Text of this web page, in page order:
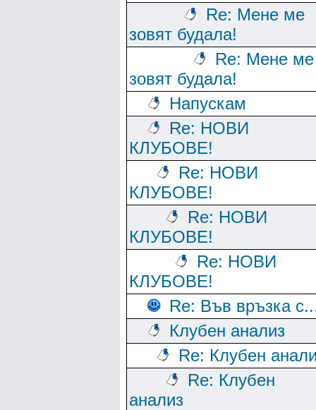
Re: Мене ме
зовят будала!
Re: Мене ме
зовят будала!
Напускам
Re: НОВИ
КЛУБОВЕ!
Re: НОВИ
КЛУБОВЕ!
Re: НОВИ
КЛУБОВЕ!
Re: НОВИ
КЛУБОВЕ!
Re: Във връзка
Клубен анализ
Re: Клубен
Re: Клубен
анализ